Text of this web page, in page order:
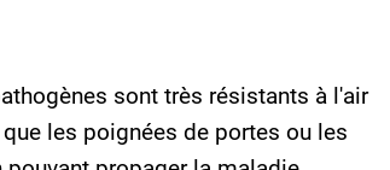
sont très résistants à l'air
les poignées de portes ou les